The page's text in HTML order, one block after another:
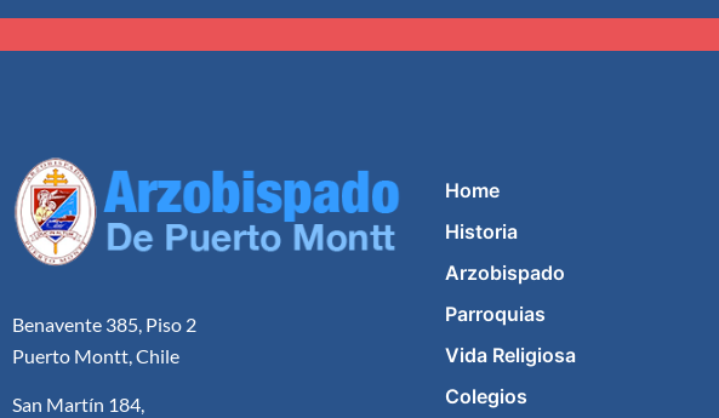
Benavente 385, Piso 2
Puerto Montt, Chile
San Martín 184,
Home
Historia
Arzobispado
Parroquias
Vida Religiosa
Colegios